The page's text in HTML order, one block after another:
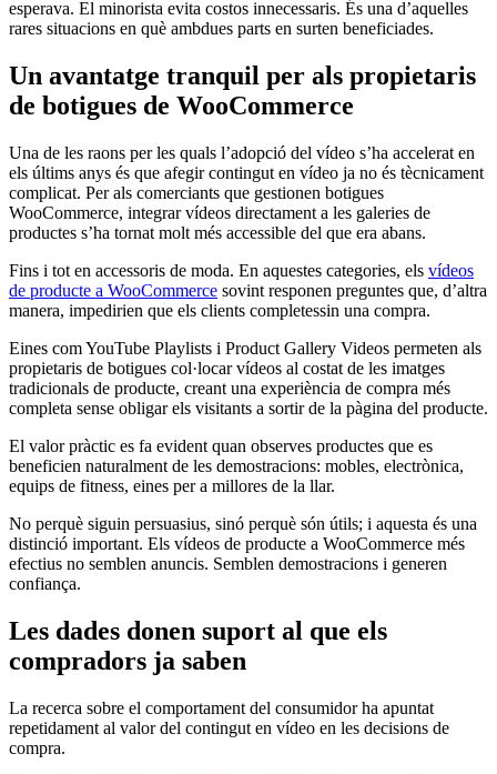
esperava. El minorista evita costos innecessaris. És una d’aquelles
rares situacions en què ambdues parts en surten beneficiades.
Un avantatge tranquil per als propietaris
de botigues de WooCommerce
Una de les raons per les quals l’adopció del vídeo s’ha accelerat en
els últims anys és que afegir contingut en vídeo ja no és tècnicament
complicat. Per als comerciants que gestionen botigues
WooCommerce, integrar vídeos directament a les galeries de
productes s’ha tornat molt més accessible del que era abans.
Fins i tot en accessoris de moda. En aquestes categories, els vídeos
de producte a WooCommerce sovint responen preguntes que, d’altra
manera, impedirien que els clients completessin una compra.
Eines com YouTube Playlists i Product Gallery Videos permeten als
propietaris de botigues col·locar vídeos al costat de les imatges
tradicionals de producte, creant una experiència de compra més
completa sense obligar els visitants a sortir de la pàgina del producte.
El valor pràctic es fa evident quan observes productes que es
beneficien naturalment de les demostracions: mobles, electrònica,
equips de fitness, eines per a millores de la llar.
No perquè siguin persuasius, sinó perquè són útils; i aquesta és una
distinció important. Els vídeos de producte a WooCommerce més
efectius no semblen anuncis. Semblen demostracions i generen
confiança.
Les dades donen suport al que els
compradors ja saben
La recerca sobre el comportament del consumidor ha apuntat
repetidament al valor del contingut en vídeo en les decisions de
compra.